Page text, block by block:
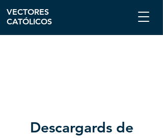
Descargards de
VECTORES
CATÓLICOS